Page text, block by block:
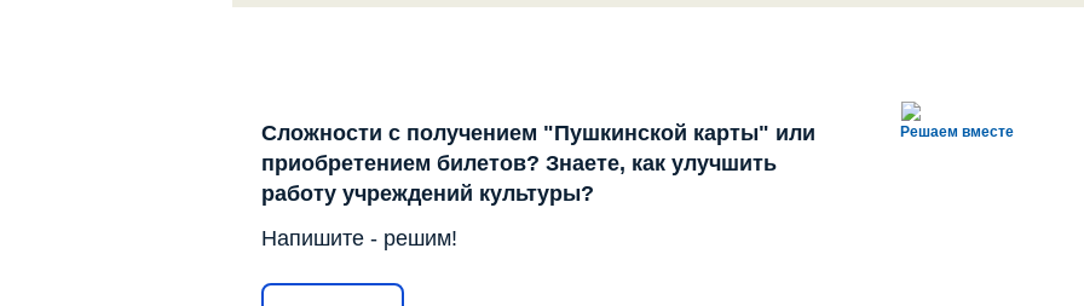
Решаем вместе
Сложности с получением "Пушкинской карты" или
приобретением билетов? Знаете, как улучшить
работу учреждений культуры?
Напишите - решим!